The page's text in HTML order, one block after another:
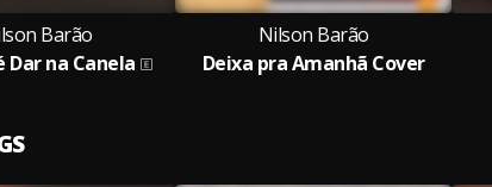
Barão
Dar na Canela
Nilson Barão
Deixa pra Amanhã Cover